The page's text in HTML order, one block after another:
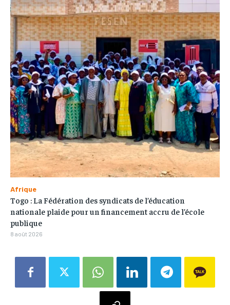
Afrique
Togo : La Fédération des syndicats de l’éducation
nationale plaide pour un financement accru de l’école
publique
8 août 2026